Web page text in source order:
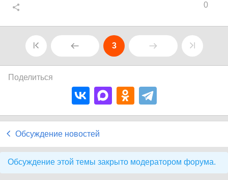
0
3
Поделиться
Обсуждение новостей
Обсуждение этой темы закрыто модератором форума.